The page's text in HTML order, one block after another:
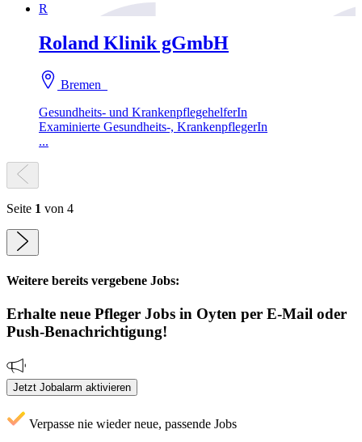
R
Roland Klinik gGmbH
Bremen
Gesundheits- und KrankenpflegehelferIn
Examinierte Gesundheits-, KrankenpflegerIn
...
Seite 1 von 4
Weitere bereits vergebene Jobs:
Erhalte neue Pfleger Jobs in Oyten per E-Mail oder
Push-Benachrichtigung!
Jetzt Jobalarm aktivieren
Verpasse nie wieder neue, passende Jobs